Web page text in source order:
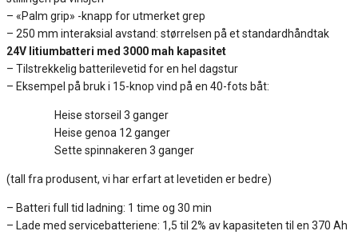
– «Palm grip» -knapp for utmerket grep
– 250 mm interaksial avstand: størrelsen på et standardhåndtak
24V litiumbatteri med 3000 mah kapasitet
– Tilstrekkelig batterilevetid for en hel dagstur
– Eksempel på bruk i 15-knop vind på en 40-fots båt:
Heise storseil 3 ganger
Heise genoa 12 ganger
Sette spinnakeren 3 ganger
(tall fra produsent, vi har erfart at levetiden er bedre)
– Batteri full tid ladning: 1 time og 30 min
– Lade med servicebatteriene: 1,5 til 2% av kapasiteten til en 370 Ah